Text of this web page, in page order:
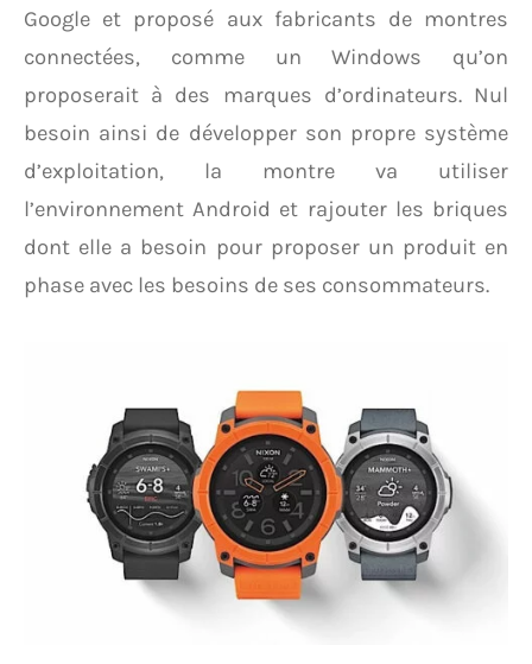
Google et proposé aux fabricants de montres
connectées, comme un Windows qu’on
proposerait à des marques d’ordinateurs. Nul
besoin ainsi de développer son propre système
d’exploitation, la montre va utiliser
l’environnement Android et rajouter les briques
dont elle a besoin pour proposer un produit en
phase avec les besoins de ses consommateurs.